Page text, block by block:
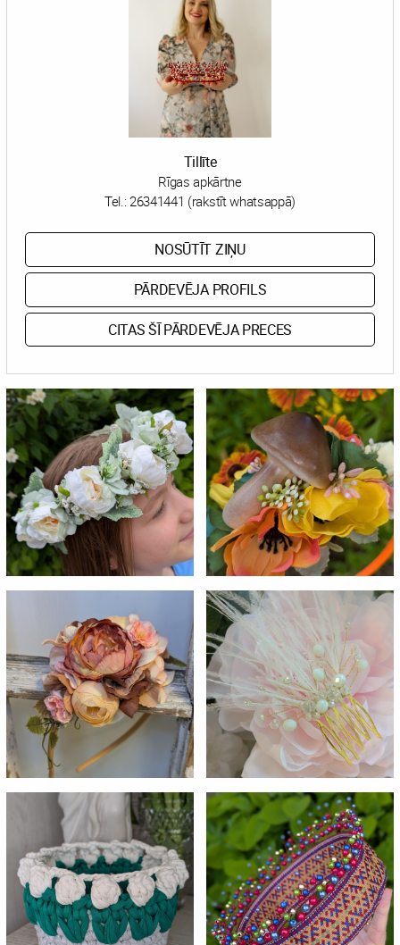
Tillīte
Rīgas apkārtne
Tel.:26341441 (rakstīt whatsappā)
NOSŪTĪT ZIŅU
PĀRDEVĒJA PROFILS
CITAS ŠĪ PĀRDEVĒJA PRECES